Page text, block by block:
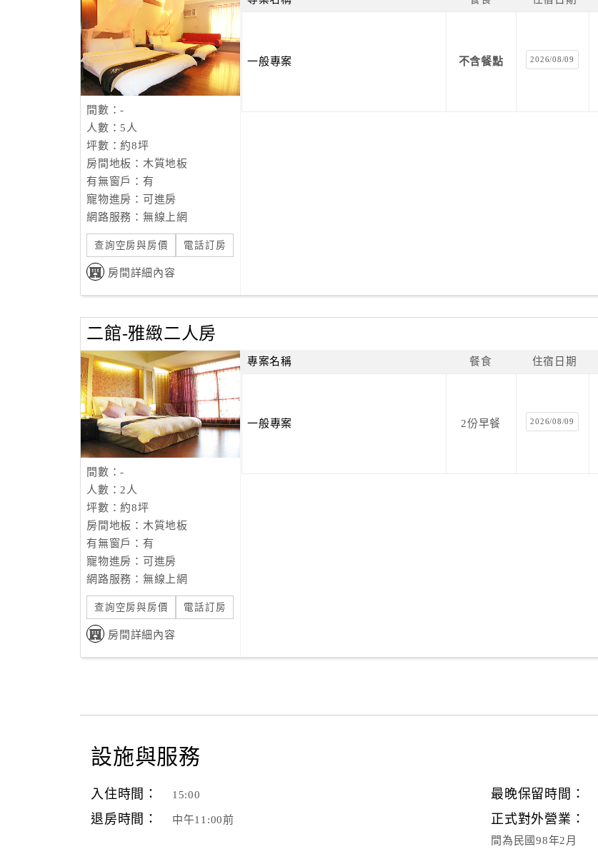
間數：-
人數：5人
坪數：約8坪
房間地板：木質地板
有無窗戶：有
寵物進房：可進房
網路服務：無線上網
查詢空房與房價 電話訂房
房間詳細內容
一般專案 不含餐點 2026/08/09
二館-雅緻二人房
間數：-
人數：2人
坪數：約8坪
房間地板：木質地板
有無窗戶：有
寵物進房：可進房
網路服務：無線上網
查詢空房與房價 電話訂房
房間詳細內容
專案名稱 餐食 住宿日期
一般專案 2份早餐 2026/08/09
設施與服務
入住時間： 15:00 最晚保留時間：
退房時間： 中午11:00前 正式對外營業：
間為民國98年2月